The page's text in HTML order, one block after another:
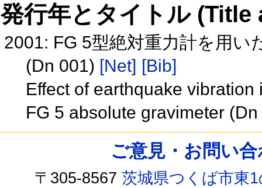
発行年とタイトル
2001: FG 5型絶対重力計を用い
(Dn 001) [Net] [Bib]
Effect of earthquake
FG 5 absolute gravimeter
ご意見・お問い
〒305-8567茨城県つくば市東